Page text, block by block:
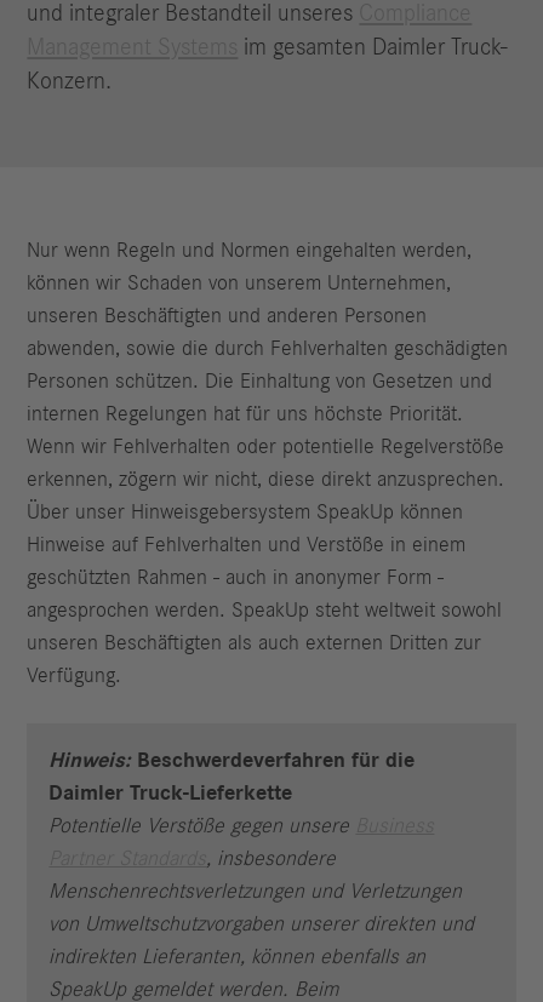
und integraler Bestandteil unseres
im gesamten Daimler Truck-
Konzern.
Nur wenn Regeln und Normen eingehalten werden,
können wir Schaden von unserem Unternehmen,
unseren Beschäftigten und anderen Personen
abwenden, sowie die durch Fehlverhalten geschädigten
Personen schützen. Die Einhaltung von Gesetzen und
internen Regelungen hat für uns höchste Priorität.
Wenn wir Fehlverhalten oder potentielle Regelverstöße
erkennen, zögern wir nicht, diese direkt anzusprechen.
Über unser Hinweisgebersystem SpeakUp können
Hinweise auf Fehlverhalten und Verstöße in einem
geschützten Rahmen - auch in anonymer Form -
angesprochen werden. SpeakUp steht weltweit sowohl
unseren Beschäftigten als auch externen Dritten zur
Verfügung.
Hinweis: Beschwerdeverfahren für die
Daimler Truck-Lieferkette
Potentielle Verstöße gegen unsere
, insbesondere
Menschenrechtsverletzungen und Verletzungen
von Umweltschutzvorgaben unserer direkten und
indirekten Lieferanten, können ebenfalls an
SpeakUp gemeldet werden. Beim